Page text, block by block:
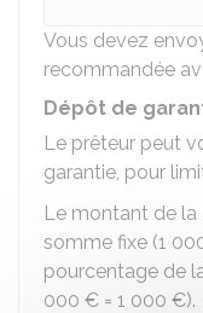
Vous devez
recommandée
Dépôt de
Le prêteur peut
garantie, pour
Le montant de la
somme fixe (1
pourcentage de
000 € = 1 000 €).